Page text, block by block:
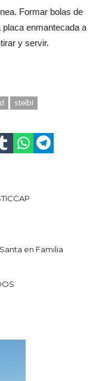
Formar bolas de
enmantecada a
y servir.
steibi
en Familia